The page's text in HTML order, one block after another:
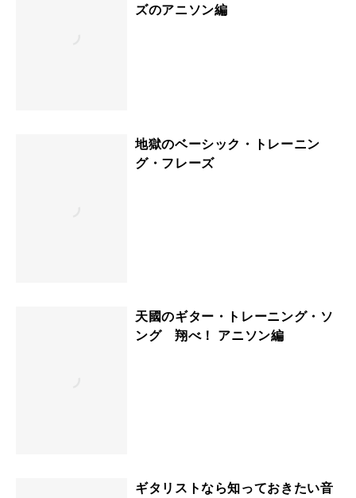
ズのアニソン編
地獄のベーシック・トレーニン
グ・フレーズ
天國のギター・トレーニング・ソ
ング 翔べ！ アニソン編
ギタリストなら知っておきたい音